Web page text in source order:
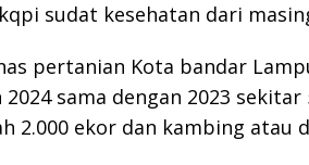
sudat kesehatan dari
pertanian Kota bandar
sama dengan 2023
2.000 ekor dan kambing atau